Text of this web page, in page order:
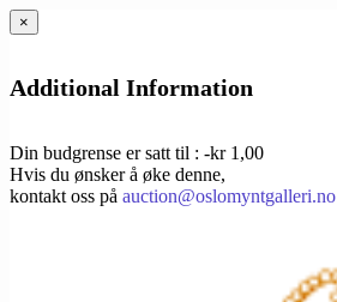
×
Additional Information
Din budgrense er satt til : -kr 1,00
Hvis du ønsker å øke denne,
kontakt oss på auction@oslomyntgalleri.no